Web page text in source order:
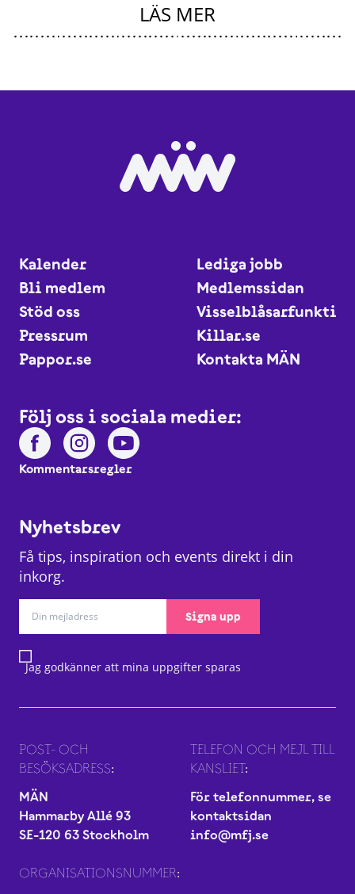
LÄS MER
Kalender
Lediga jobb
Bli medlem
Medlemssidan
Stöd oss
Visselblåsarfunktion
Pressrum
Killar.se
Pappor.se
Kontakta MÄN
Följ oss i sociala medier:
Kommentarsregler
Nyhetsbrev
Få tips, inspiration och events direkt i din
inkorg.
Signa upp
Jag godkänner att mina uppgifter sparas
POST- OCH
BESÖKSADRESS:
MÄN
Hammarby Allé 93
SE-120 63 Stockholm
TELEFON OCH MEJL TILL
KANSLIET:
För telefonnummer, se
kontaktsidan
info@mfj.se
ORGANISATIONSNUMMER: